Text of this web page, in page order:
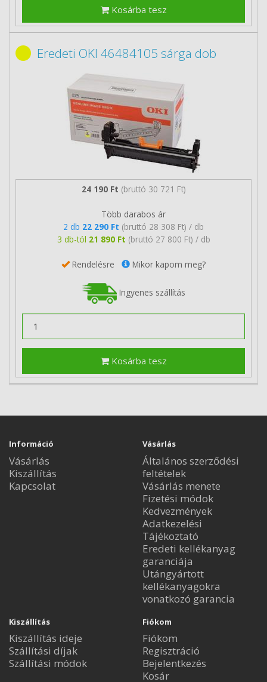
Kosárba tesz
Eredeti OKI 46484105 sárga dob
24 190 Ft (bruttó 30 721 Ft)
Több darabos ár
2 db 22 290 Ft (bruttó 28 308 Ft) / db
3 db-tól 21 890 Ft (bruttó 27 800 Ft) / db
Rendelésre Mikor kapom meg?
Ingyenes szállítás
Kosárba tesz
Információ
Vásárlás
Kiszállítás
Kapcsolat
Vásárlás
Általános szerződési
feltételek
Vásárlás menete
Fizetési módok
Kedvezmények
Adatkezelési
Tájékoztató
Eredeti kellékanyag
garanciája
Utángyártott
kellékanyagokra
vonatkozó garancia
Kiszállítás
Kiszállítás ideje
Szállítási díjak
Szállítási módok
Fiókom
Fiókom
Regisztráció
Bejelentkezés
Kosár